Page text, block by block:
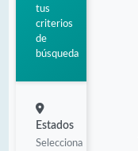
tus
criterios
de
búsqueda
Estados
Selecciona